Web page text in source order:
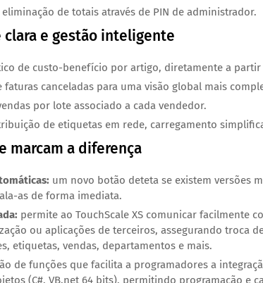
de totais através de PIN de administrador.
e gestão inteligente
de custo-benefício por artigo, diretamente a partir
faturas canceladas para uma visão global mais
por lote associado a cada vendedor.
de etiquetas em rede, carregamento
marcam a diferença
: um novo botão deteta se existem versões
as de forma imediata.
: permite ao TouchScale XS comunicar facilmente
ou aplicações de terceiros, assegurando troca
etiquetas, vendas, departamentos e mais.
de funções que facilita a programadores a
(C#, VB.net 64 bits), permitindo programação e